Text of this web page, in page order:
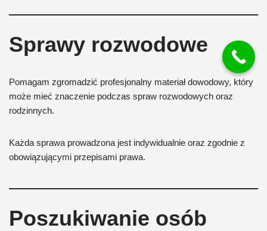
Sprawy rozwodowe
Pomagam zgromadzić profesjonalny materiał dowodowy, który
może mieć znaczenie podczas spraw rozwodowych oraz
rodzinnych.
Każda sprawa prowadzona jest indywidualnie oraz zgodnie z
obowiązującymi przepisami prawa.
Poszukiwanie osób